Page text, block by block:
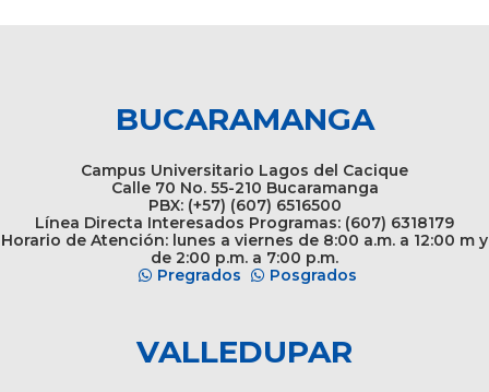
BUCARAMANGA
Campus Universitario Lagos del Cacique
Calle 70 No. 55-210 Bucaramanga
PBX: (+57) (607) 6516500
Línea Directa Interesados Programas: (607) 6318179
Horario de Atención: lunes a viernes de 8:00 a.m. a 12:00 m y
de 2:00 p.m. a 7:00 p.m.
Pregrados
Posgrados
VALLEDUPAR